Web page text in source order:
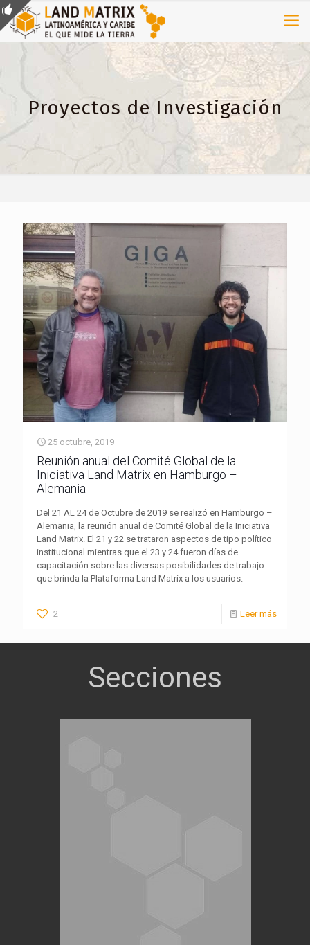
Proyectos de Investigación
25 octubre, 2019
Reunión anual del Comité Global de la
Iniciativa Land Matrix en Hamburgo –
Alemania
Del 21 AL 24 de Octubre de 2019 se realizó en Hamburgo –
Alemania, la reunión anual de Comité Global de la Iniciativa
Land Matrix. El 21 y 22 se trataron aspectos de tipo político
institucional mientras que el 23 y 24 fueron días de
capacitación sobre las diversas posibilidades de trabajo
que brinda la Plataforma Land Matrix a los usuarios.
2 Leer más